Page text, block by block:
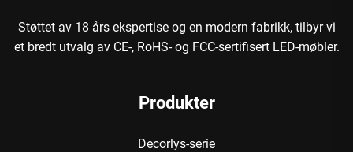
Støttet av 18 års ekspertise og en modern fabrikk, tilbyr vi
et bredt utvalg av CE-, RoHS- og FCC-sertifisert LED-møbler.
Produkter
Decorlys-serie